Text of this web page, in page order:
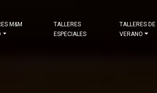
M&M
TALLERES
ESPECIALES
TALLERES DE
VERANO